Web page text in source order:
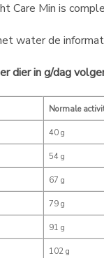
Care Min is
water de
dier in g/dag
Normale
40 g
54 g
67 g
79 g
91 g
102 g